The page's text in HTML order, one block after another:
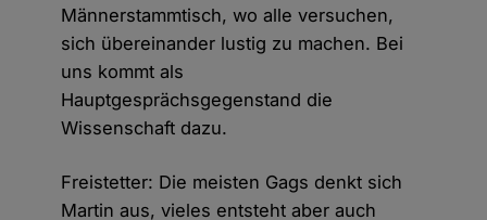
Männerstammtisch, wo alle versuchen,
sich übereinander lustig zu machen. Bei
uns kommt als
Hauptgesprächsgegenstand die
Wissenschaft dazu.
Freistetter: Die meisten Gags denkt sich
Martin aus, vieles entsteht aber auch